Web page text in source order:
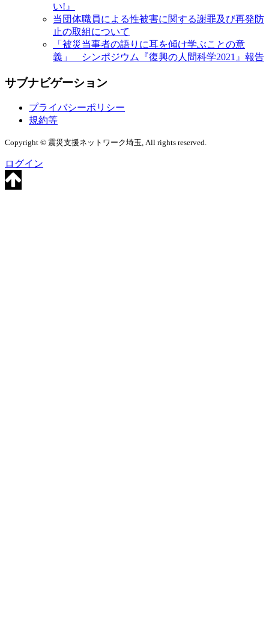
い!』
当団体職員による性被害に関する謝罪及び再発防
止の取組について
「被災当事者の語りに耳を傾け学ぶことの意
義」 シンポジウム『復興の人間科学2021』報告
サブナビゲーション
プライバシーポリシー
規約等
Copyright © 震災支援ネットワーク埼玉, All rights reserved.
ログイン